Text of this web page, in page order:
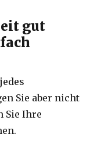
gut
Sie aber nicht
Sie Ihre